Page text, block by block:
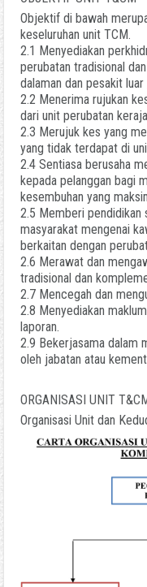
Objektif di bawah
keseluruhan unit TCM.
2.1 Menyediakan
perubatan tradisional
dalaman dan pesakit luar
2.2 Menerima rujukan
dari unit perubatan
2.3 Merujuk kes yang
yang tidak terdapat di
2.4 Sentiasa berusaha
kepada pelanggan bagi
kesembuhan yang
2.5 Memberi pendidikan
masyarakat mengenai
berkaitan dengan
2.6 Merawat dan
tradisional dan
2.7 Mencegah dan
2.8 Menyediakan
laporan.
2.9 Bekerjasama dalam
oleh jabatan atau
ORGANISASI UNIT
Organisasi Unit dan